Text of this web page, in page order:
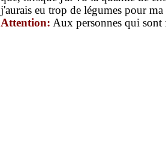
j'aurais eu trop de légumes pour
Attention: Aux personnes qui sont